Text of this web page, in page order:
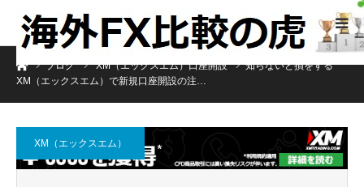
ホームブログ XM（エックスエム）口座開設
知らないと損をする
XM（エックスエム）で新規口座開設の注…
XM（エックスエム）